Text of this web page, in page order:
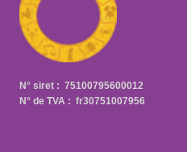
N° siret : 75100795600012
N° de TVA : fr30751007956